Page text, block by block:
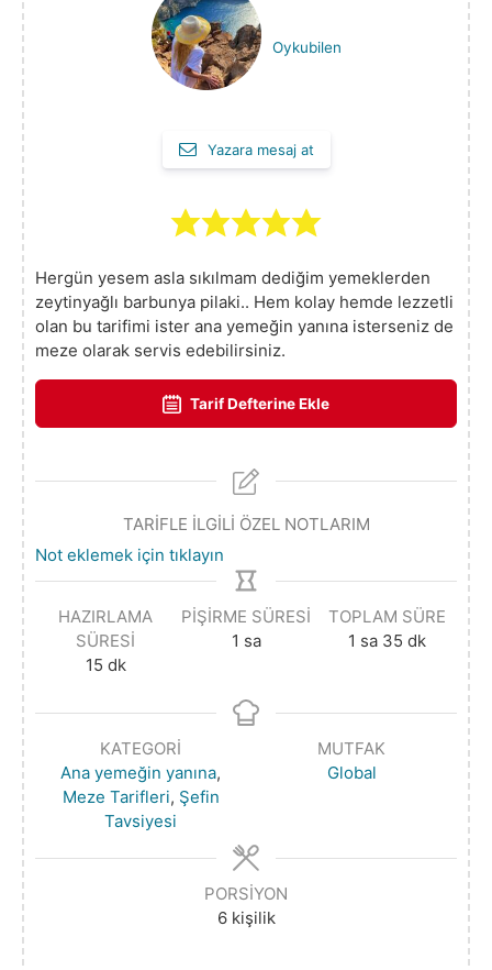
Oykubilen
Yazara mesaj at
Hergün yesem asla sıkılmam dediğim yemeklerden
zeytinyağlı barbunya pilaki.. Hem kolay hemde lezzetli
olan bu tarifimi ister ana yemeğin yanına isterseniz de
meze olarak servis edebilirsiniz.
Tarif Defterine Ekle
TARİFLE İLGİLİ ÖZEL NOTLARIM
Not eklemek için tıklayın
HAZIRLAMA
SÜRESI
15 dk
PIŞIRME SÜRESI
1 sa
TOPLAM SÜRE
1 sa 35 dk
KATEGORI
Ana yemeğin yanına,
Meze Tarifleri, Şefin
Tavsiyesi
MUTFAK
Global
PORSIYON
6 kişilik